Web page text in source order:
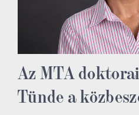
Az MTA
Tünde a